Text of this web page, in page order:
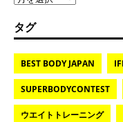
タグ
BEST BODY JAPAN
SUPERBODYCONTEST
ウエイトトレーニング